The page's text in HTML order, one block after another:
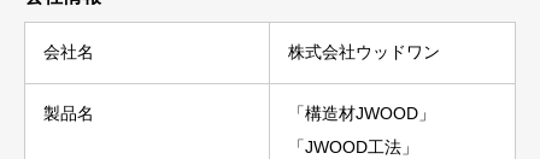
会社名 株式会社ウッドワン
製品名
「構造材JWOOD」
「JWOOD工法」